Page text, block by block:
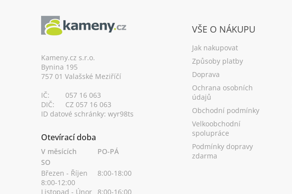
Kameny.cz s.r.o.
Bynina 195
757 01 Valašské Meziříčí
IČ:
057 16 063
DIČ:
CZ 057 16 063
ID datové schránky: wyr98ts
Otevírací doba
V měsících
PO-PÁ
SO
Březen - Říjen
8:00-18:00
8:00-12:00
Listopad - Únor 8:00-16:00
VŠE O NÁKUPU
Jak nakupovat
Způsoby platby
Doprava
Ochrana osobních
údajů
Obchodní podmínky
Velkoobchodní
spolupráce
Podmínky dopravy
zdarma